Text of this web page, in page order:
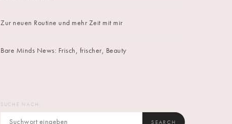
Zur neuen Routine und mehr Zeit mit mir
Bare Minds News: Frisch, frischer, Beauty
SUCHE NACH:
SEARCH